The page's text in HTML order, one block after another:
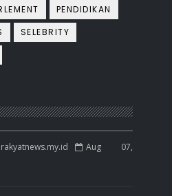
PENDIDIKAN
SELEBRITY
Aug 07,